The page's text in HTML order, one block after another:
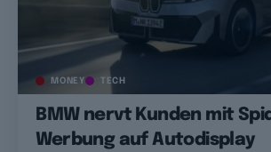
MONEY TECH
BMW nervt Kunden mit
Werbung auf Autodisplay